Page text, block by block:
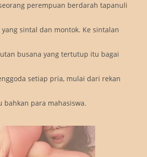
perempuan berdarah tapanuli
sintal dan montok. Ke sintalan
busana yang tertutup itu bagai
setiap pria, mulai dari rekan
bahkan para mahasiswa.